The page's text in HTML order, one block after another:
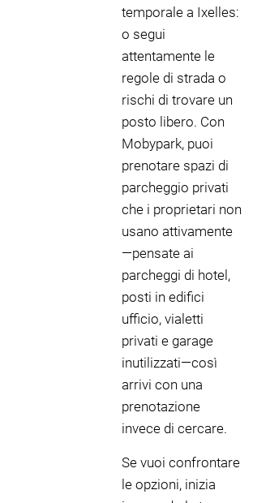
temporale a Ixelles:
o segui
attentamente le
regole di strada o
rischi di trovare un
posto libero. Con
Mobypark, puoi
prenotare spazi di
parcheggio privati
che i proprietari non
usano attivamente
—pensate ai
parcheggi di hotel,
posti in edifici
ufficio, vialetti
privati e garage
inutilizzati—così
arrivi con una
prenotazione
invece di cercare.
Se vuoi confrontare
le opzioni, inizia